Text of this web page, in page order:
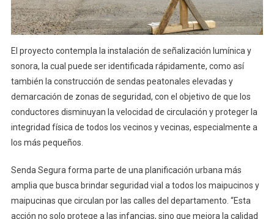
El proyecto contempla la instalación de señalización lumínica y
sonora, la cual puede ser identificada rápidamente, como así
también la construcción de sendas peatonales elevadas y
demarcación de zonas de seguridad, con el objetivo de que los
conductores disminuyan la velocidad de circulación y proteger la
integridad física de todos los vecinos y vecinas, especialmente a
los más pequeños.
Senda Segura forma parte de una planificación urbana más
amplia que busca brindar seguridad vial a todos los maipucinos y
maipucinas que circulan por las calles del departamento. “Esta
acción no solo protege a las infancias, sino que mejora la calidad